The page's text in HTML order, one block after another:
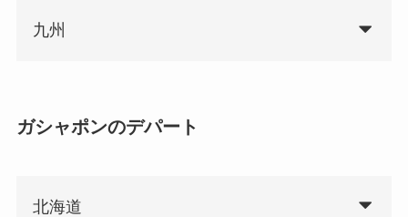
九州
ガシャポンのデパート
北海道